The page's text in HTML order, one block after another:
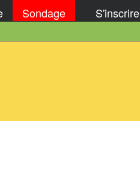
Sondage S'inscrire